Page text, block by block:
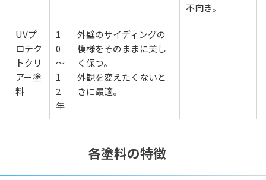
不向き。
UVプ
ロテク
トクリ
アー塗
料
1
0
〜
1
2
年
外壁のサイディングの
模様をそのままに美し
く保つ。
外観を変えたくないと
きに最適。
各塗料の特徴